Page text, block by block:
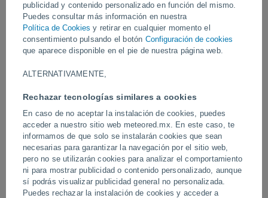
publicidad y contenido personalizado en función del mismo.
Puedes consultar más información en nuestra
Política de Cookies y retirar en cualquier momento el
consentimiento pulsando el botón Configuración de cookies
que aparece disponible en el pie de nuestra página web.
ALTERNATIVAMENTE,
Rechazar tecnologías similares a cookies
En caso de no aceptar la instalación de cookies, puedes
acceder a nuestro sitio web meteored.mx. En este caso, te
informamos de que solo se instalarán cookies que sean
necesarias para garantizar la navegación por el sitio web,
pero no se utilizarán cookies para analizar el comportamiento
ni para mostrar publicidad o contenido personalizado, aunque
sí podrás visualizar publicidad general no personalizada.
Puedes rechazar la instalación de cookies y acceder a
Vídeos
Un enorme diablo de polvo fue
avistado en Zapponeta, Italia
Tornados y lluvias
Pelotas, Brasil.